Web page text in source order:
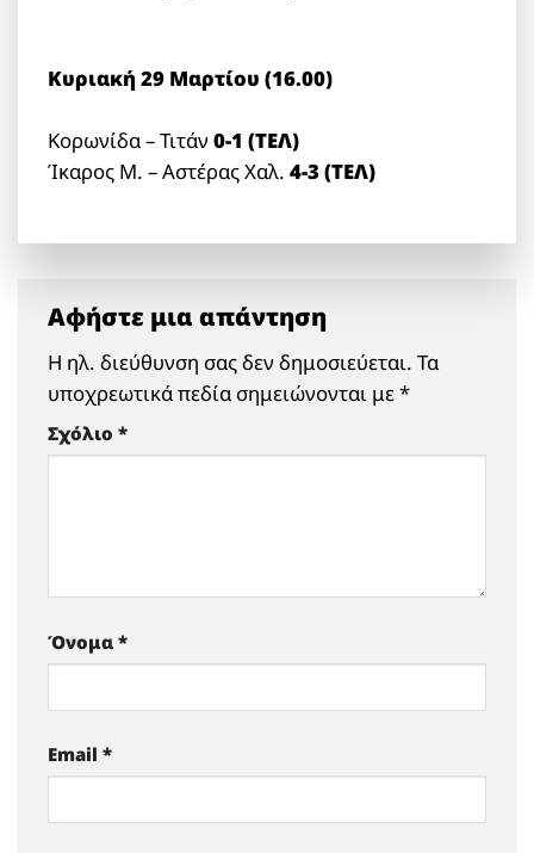
Κυριακή 29 Μαρτίου (16.00)
Κορωνίδα – Τιτάν0-1 (ΤΕΛ)
Ίκαρος Μ. – Αστέρας Χαλ.4-3 (ΤΕΛ)
Αφήστε μια απάντηση
Η ηλ. διεύθυνση σας δεν δημοσιεύεται. Τα
υποχρεωτικά πεδία σημειώνονται με*
Σχόλιο *
Όνομα *
Email *